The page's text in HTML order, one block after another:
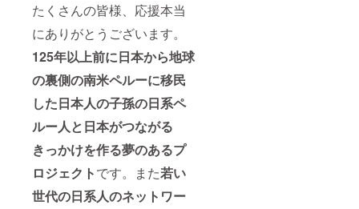
たくさんの皆様、応援本当
にありがとうございます。
125年以上前に日本から地球
の裏側の南米ペルーに移民
した日本人の子孫の日系ペ
ルー人と日本がつながる
きっかけを作る夢のあるプ
ロジェクトです。また若い
世代の日系人のネットワー